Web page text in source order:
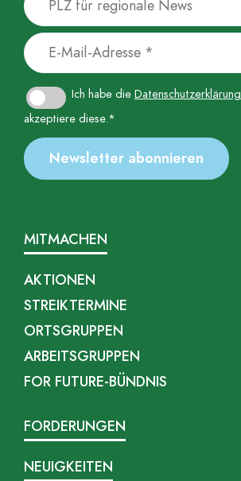
Ich habe die Datenschutzerklärung
akzeptiere diese.*
MITMACHEN
AKTIONEN
STREIKTERMINE
ORTSGRUPPEN
ARBEITSGRUPPEN
FOR FUTURE-BÜNDNIS
FORDERUNGEN
NEUIGKEITEN